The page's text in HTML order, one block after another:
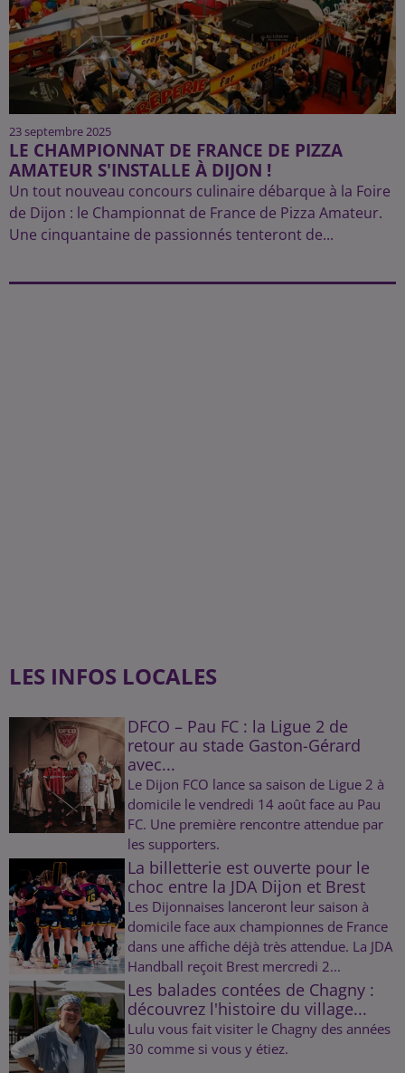
23 septembre 2025
LE CHAMPIONNAT DE FRANCE DE PIZZA
AMATEUR S'INSTALLE À DIJON !
Un tout nouveau concours culinaire débarque à la Foire
de Dijon : le Championnat de France de Pizza Amateur.
Une cinquantaine de passionnés tenteront de...
LES INFOS LOCALES
DFCO – Pau FC : la Ligue 2 de
retour au stade Gaston-Gérard
avec...
Le Dijon FCO lance sa saison de Ligue 2 à
domicile le vendredi 14 août face au Pau
FC. Une première rencontre attendue par
les supporters.
La billetterie est ouverte pour le
choc entre la JDA Dijon et Brest
Les Dijonnaises lanceront leur saison à
domicile face aux championnes de France
dans une affiche déjà très attendue. La JDA
Handball reçoit Brest mercredi 2...
Les balades contées de Chagny :
découvrez l'histoire du village...
Lulu vous fait visiter le Chagny des années
30 comme si vous y étiez.